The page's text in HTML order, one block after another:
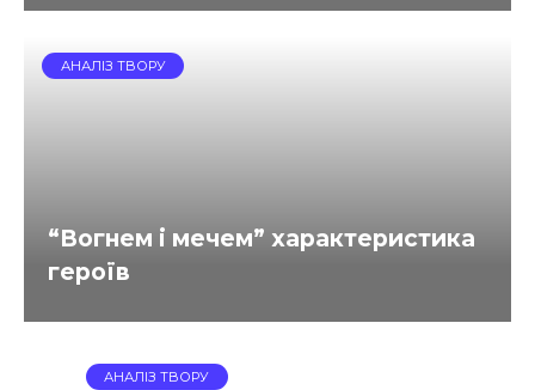
АНАЛІЗ ТВОРУ
“Вогнем і мечем” характеристика
героїв
АНАЛІЗ ТВОРУ